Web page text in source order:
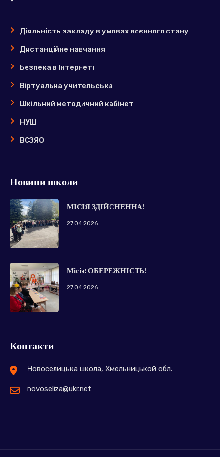
Діяльність закладу в умовах воєнного стану
Дистанційне навчання
Безпека в Інтернеті
Віртуальна учительська
Шкільний методичний кабінет
НУШ
ВСЗЯО
Новини школи
МІСІЯ ЗДІЙСНЕННА!
27.04.2026
Місія: ОБЕРЕЖНІСТЬ!
27.04.2026
Контакти
Новоселицька школа, Хмельницькой обл.
novoseliza@ukr.net